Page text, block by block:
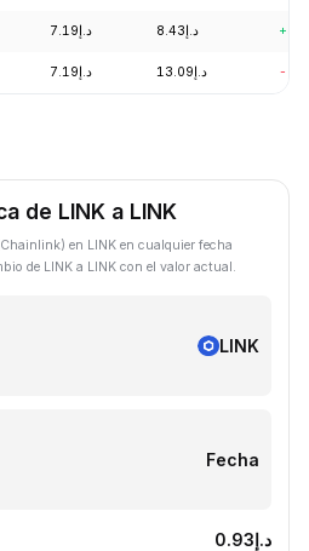
د.إ7.19 د.إ8.43
د.إ7.19 د.إ13.09 -
de LINK a LINK
en LINK en cualquier fecha
de LINK a LINK con el valor actual.
LINK
Fecha
د.إ0.93